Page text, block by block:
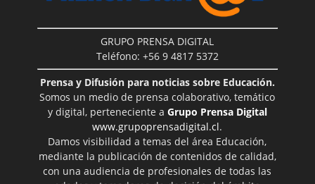
GRUPO PRENSA DIGITAL
Teléfono: +56 9 4817 5372
Prensa y Difusión para noticias sobre Educación.
Somos un medio de prensa colaborativo, temático
y digital, perteneciente a Grupo Prensa Digital
www.grupoprensadigital.cl.
Damos visibilidad a temas del área Educación,
mediante la publicación de contenidos de calidad,
con una audiencia de profesionales de todas las